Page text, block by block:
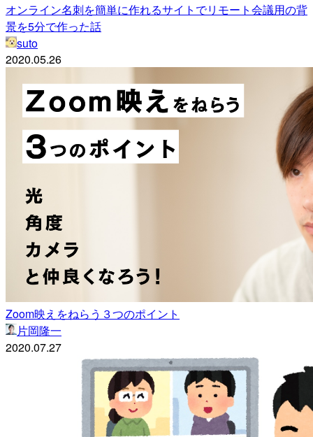
オンライン名刺を簡単に作れるサイトでリモート会議用の背
景を5分で作った話
suto
2020.05.26
Zoom映えをねらう３つのポイント
片岡隆一
2020.07.27